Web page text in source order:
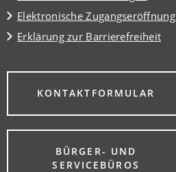
Elektronische Zugangseröffnung
Erklärung zur Barrierefreiheit
KONTAKTFORMULAR
(ÖFFNET
EINEM
NEUEN
BÜRGER- UND
SERVICEBÜROS
(ÖFFNET